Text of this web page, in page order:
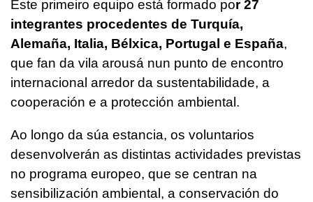
Este primeiro equipo está formado por 27
integrantes procedentes de Turquía,
Alemaña, Italia, Bélxica, Portugal e España,
que fan da vila arousá nun punto de encontro
internacional arredor da sustentabilidade, a
cooperación e a protección ambiental.
Ao longo da súa estancia, os voluntarios
desenvolverán as distintas actividades previstas
no programa europeo, que se centran na
sensibilización ambiental, a conservación do